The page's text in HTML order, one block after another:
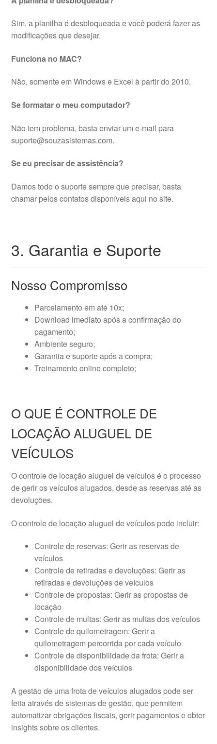
Sim, a planilha é desbloqueada e você poderá fazer as
modificações que desejar.
Funciona no MAC?
Não, somente em Windows e Excel à partir do 2010.
Se formatar o meu computador?
Não tem problema, basta enviar um e-mail para
suporte@souzasistemas.com.
Se eu precisar de assistência?
Damos todo o suporte sempre que precisar, basta
chamar pelos contatos disponíveis aqui no site.
3. Garantia e Suporte
Nosso Compromisso
Parcelamento em até 10x;
Download imediato após a confirmação do
pagamento;
Ambiente seguro;
Garantia e suporte após a compra;
Treinamento online completo;
O QUE É CONTROLE DE
LOCAÇÃO ALUGUEL DE
VEÍCULOS
O controle de locação aluguel de veículos é o processo
de gerir os veículos alugados, desde as reservas até as
devoluções.
O controle de locação aluguel de veículos pode incluir:
Controle de reservas: Gerir as reservas de
veículos
Controle de retiradas e devoluções: Gerir as
retiradas e devoluções de veículos
Controle de propostas: Gerir as propostas de
locação
Controle de multas: Gerir as multas dos veículos
Controle de quilometragem: Gerir a
quilometragem percorrida por cada veículo
Controle de disponibilidade da frota: Gerir a
disponibilidade dos veículos
A gestão de uma frota de veículos alugados pode ser
feita através de sistemas de gestão, que permitem
automatizar obrigações fiscais, gerir pagamentos e obter
insights sobre os clientes.